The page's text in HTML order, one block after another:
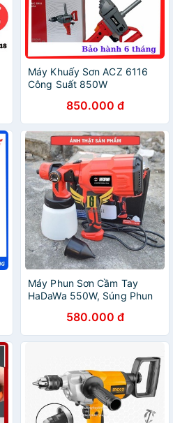
Máy Khuấy Sơn ACZ 6116
Công Suất 850W
850.000 đ
Máy Phun Sơn Cầm Tay
HaDaWa 550W, Súng Phun
Bản, Bảo Hành 12 Tháng
580.000 đ